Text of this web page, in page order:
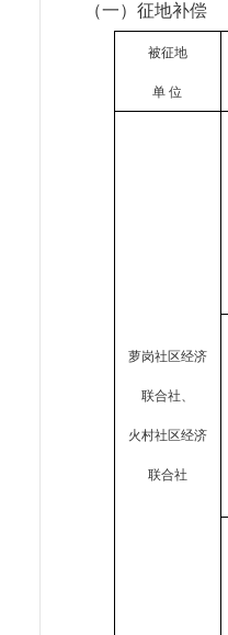
（一）征地补偿
被征地
单 位
萝岗社区经济
联合社、
火村社区经济
联合社